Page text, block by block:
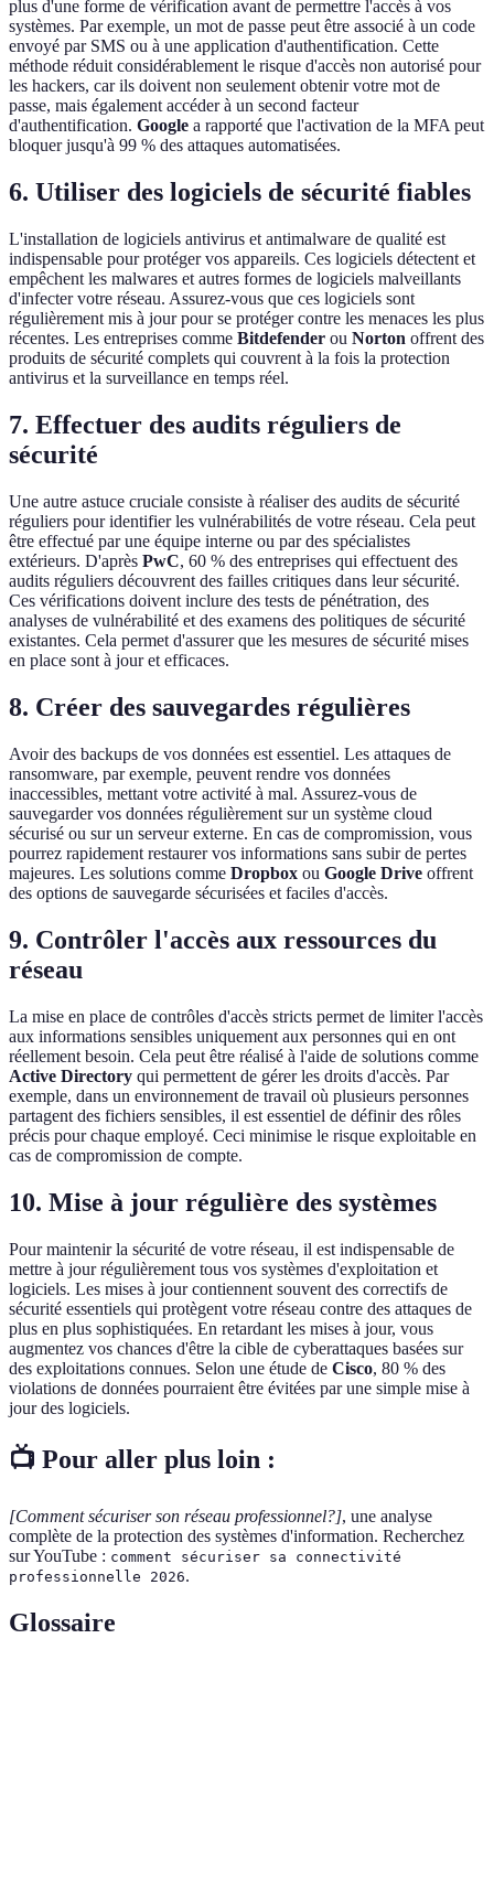
plus d'une forme de vérification avant de permettre l'accès à vos
systèmes. Par exemple, un mot de passe peut être associé à un code
envoyé par SMS ou à une application d'authentification. Cette
méthode réduit considérablement le risque d'accès non autorisé pour
les hackers, car ils doivent non seulement obtenir votre mot de
passe, mais également accéder à un second facteur
d'authentification. Google a rapporté que l'activation de la MFA peut
bloquer jusqu'à 99 % des attaques automatisées.
6. Utiliser des logiciels de sécurité fiables
L'installation de logiciels antivirus et antimalware de qualité est
indispensable pour protéger vos appareils. Ces logiciels détectent et
empêchent les malwares et autres formes de logiciels malveillants
d'infecter votre réseau. Assurez-vous que ces logiciels sont
régulièrement mis à jour pour se protéger contre les menaces les plus
récentes. Les entreprises comme Bitdefender ou Norton offrent des
produits de sécurité complets qui couvrent à la fois la protection
antivirus et la surveillance en temps réel.
7. Effectuer des audits réguliers de
sécurité
Une autre astuce cruciale consiste à réaliser des audits de sécurité
réguliers pour identifier les vulnérabilités de votre réseau. Cela peut
être effectué par une équipe interne ou par des spécialistes
extérieurs. D'après PwC, 60 % des entreprises qui effectuent des
audits réguliers découvrent des failles critiques dans leur sécurité.
Ces vérifications doivent inclure des tests de pénétration, des
analyses de vulnérabilité et des examens des politiques de sécurité
existantes. Cela permet d'assurer que les mesures de sécurité mises
en place sont à jour et efficaces.
8. Créer des sauvegardes régulières
Avoir des backups de vos données est essentiel. Les attaques de
ransomware, par exemple, peuvent rendre vos données
inaccessibles, mettant votre activité à mal. Assurez-vous de
sauvegarder vos données régulièrement sur un système cloud
sécurisé ou sur un serveur externe. En cas de compromission, vous
pourrez rapidement restaurer vos informations sans subir de pertes
majeures. Les solutions comme Dropbox ou Google Drive offrent
des options de sauvegarde sécurisées et faciles d'accès.
9. Contrôler l'accès aux ressources du
réseau
La mise en place de contrôles d'accès stricts permet de limiter l'accès
aux informations sensibles uniquement aux personnes qui en ont
réellement besoin. Cela peut être réalisé à l'aide de solutions comme
Active Directory qui permettent de gérer les droits d'accès. Par
exemple, dans un environnement de travail où plusieurs personnes
partagent des fichiers sensibles, il est essentiel de définir des rôles
précis pour chaque employé. Ceci minimise le risque exploitable en
cas de compromission de compte.
10. Mise à jour régulière des systèmes
Pour maintenir la sécurité de votre réseau, il est indispensable de
mettre à jour régulièrement tous vos systèmes d'exploitation et
logiciels. Les mises à jour contiennent souvent des correctifs de
sécurité essentiels qui protègent votre réseau contre des attaques de
plus en plus sophistiquées. En retardant les mises à jour, vous
augmentez vos chances d'être la cible de cyberattaques basées sur
des exploitations connues. Selon une étude de Cisco, 80 % des
violations de données pourraient être évitées par une simple mise à
jour des logiciels.
📺 Pour aller plus loin :
[Comment sécuriser son réseau professionnel?], une analyse
complète de la protection des systèmes d'information. Recherchez
sur YouTube : comment sécuriser sa connectivité
professionnelle 2026.
Glossaire